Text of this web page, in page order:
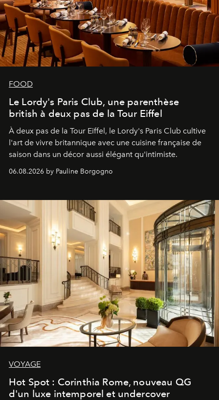
FOOD
Le Lordy's Paris Club, une parenthèse
british à deux pas de la Tour Eiffel
À deux pas de la Tour Eiffel, le Lordy's Paris Club cultive
l'art de vivre britannique avec une cuisine française de
saison dans un décor aussi élégant qu'intimiste.
06.08.2026 by Pauline Borgogno
VOYAGE
Hot Spot : Corinthia Rome, nouveau QG
d'un luxe intemporel et undercover